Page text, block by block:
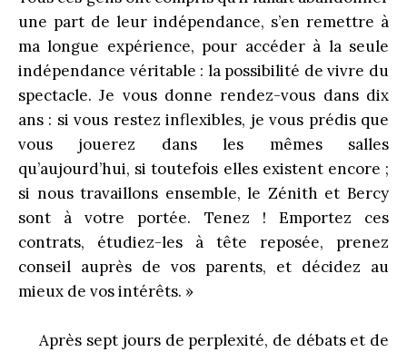
une part de leur indépendance, s’en remettre à
ma longue expérience, pour accéder à la seule
indépendance véritable : la possibilité de vivre du
spectacle. Je vous donne rendez-vous dans dix
ans : si vous restez inflexibles, je vous prédis que
vous jouerez dans les mêmes salles
qu’aujourd’hui, si toutefois elles existent encore ;
si nous travaillons ensemble, le Zénith et Bercy
sont à votre portée. Tenez ! Emportez ces
contrats, étudiez-les à tête reposée, prenez
conseil auprès de vos parents, et décidez au
mieux de vos intérêts. »
Après sept jours de perplexité, de débats et de